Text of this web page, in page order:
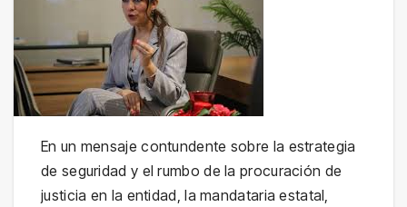
En un mensaje contundente sobre la estrategia
de seguridad y el rumbo de la procuración de
justicia en la entidad, la mandataria estatal,